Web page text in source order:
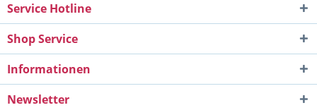
Service Hotline
Shop Service
Informationen
Newsletter